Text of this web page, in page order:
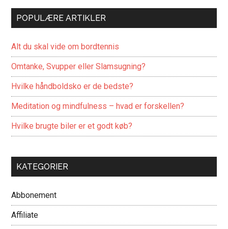
POPULÆRE ARTIKLER
Alt du skal vide om bordtennis
Omtanke, Svupper eller Slamsugning?
Hvilke håndboldsko er de bedste?
Meditation og mindfulness – hvad er forskellen?
Hvilke brugte biler er et godt køb?
KATEGORIER
Abbonement
Affiliate